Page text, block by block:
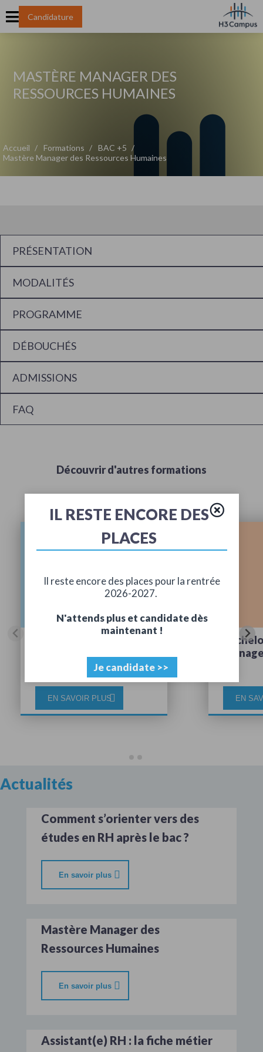
Candidature
MASTÈRE MANAGER DES
RESSOURCES HUMAINES
Accueil Formations
BAC +5
Mastère Manager des Ressources Humaines
PRÉSENTATION
MODALITÉS
PROGRAMME
DÉBOUCHÉS
ADMISSIONS
FAQ
Découvrir d'autres formations
EN SAVOIR PLUS EN
Actualités
Comment s’orienter vers des
études en RH après le bac ?
En savoir plus
Mastère Manager des
Ressources Humaines
En savoir plus
Assistant(e) RH : la fiche métier
IL RESTE ENCORE DES
PLACES
Il reste encore des places pour la rentrée
2026-2027.
N'attends plus et candidate dès
maintenant !
Je candidate >>